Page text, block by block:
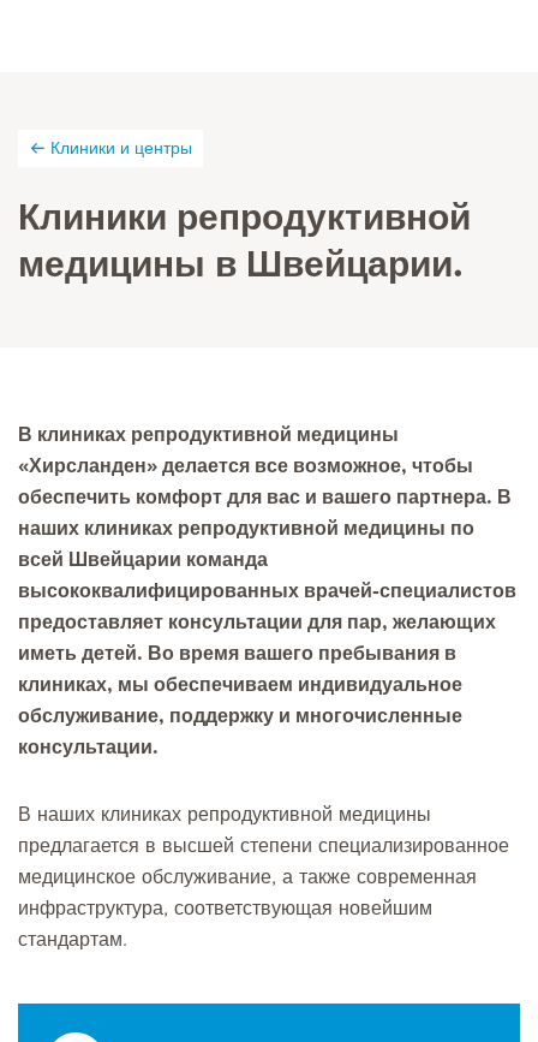
Клиники и центры
Клиники репродуктивной
медицины в Швейцарии.
В клиниках репродуктивной медицины
«Хирсланден» делается все возможное, чтобы
обеспечить комфорт для вас и вашего партнера. В
наших клиниках репродуктивной медицины по
всей Швейцарии команда
высококвалифицированных врачей-специалистов
предоставляет консультации для пар, желающих
иметь детей. Во время вашего пребывания в
клиниках, мы обеспечиваем индивидуальное
обслуживание, поддержку и многочисленные
консультации.
В наших клиниках репродуктивной медицины
предлагается в высшей степени специализированное
медицинское обслуживание, а также современная
инфраструктура, соответствующая новейшим
стандартам.